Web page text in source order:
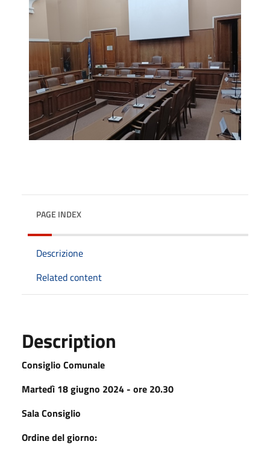
PAGE INDEX
Descrizione
Related content
Description
Consiglio Comunale
Martedì 18 giugno 2024 - ore 20.30
Sala Consiglio
Ordine del giorno: